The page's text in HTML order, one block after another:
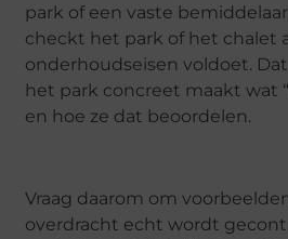
park of een vaste
checkt het park of het chalet
onderhoudseisen voldoet.
het park concreet maakt wat
en hoe ze dat beoordelen.
Vraag daarom om
overdracht echt wordt